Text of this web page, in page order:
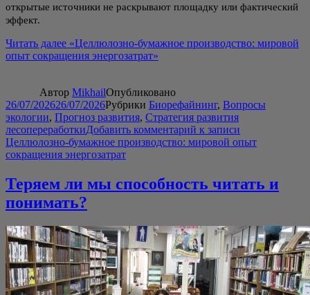
откры­тые источ­ни­ки не рас­кры­ва­ют пло­щад­ку или фак­ти­че­ский
эффект.
Читать далее «Цел­лю­лоз­но-бумаж­ное про­из­вод­ство: миро­вой
опыт сокра­ще­ния энергозатрат»
Автор MikhailОпубликовано
26/07/202626/07/2026Рубрики Биорефайнинг, Вопросы
экологии, Прогноз развития, Стратегия развития
лесопереработкиДобавить комментарий к записи
Целлюлозно-бумажное производство: мировой опыт
сокращения энергозатрат
Теряем ли мы способность читать и
понимать?